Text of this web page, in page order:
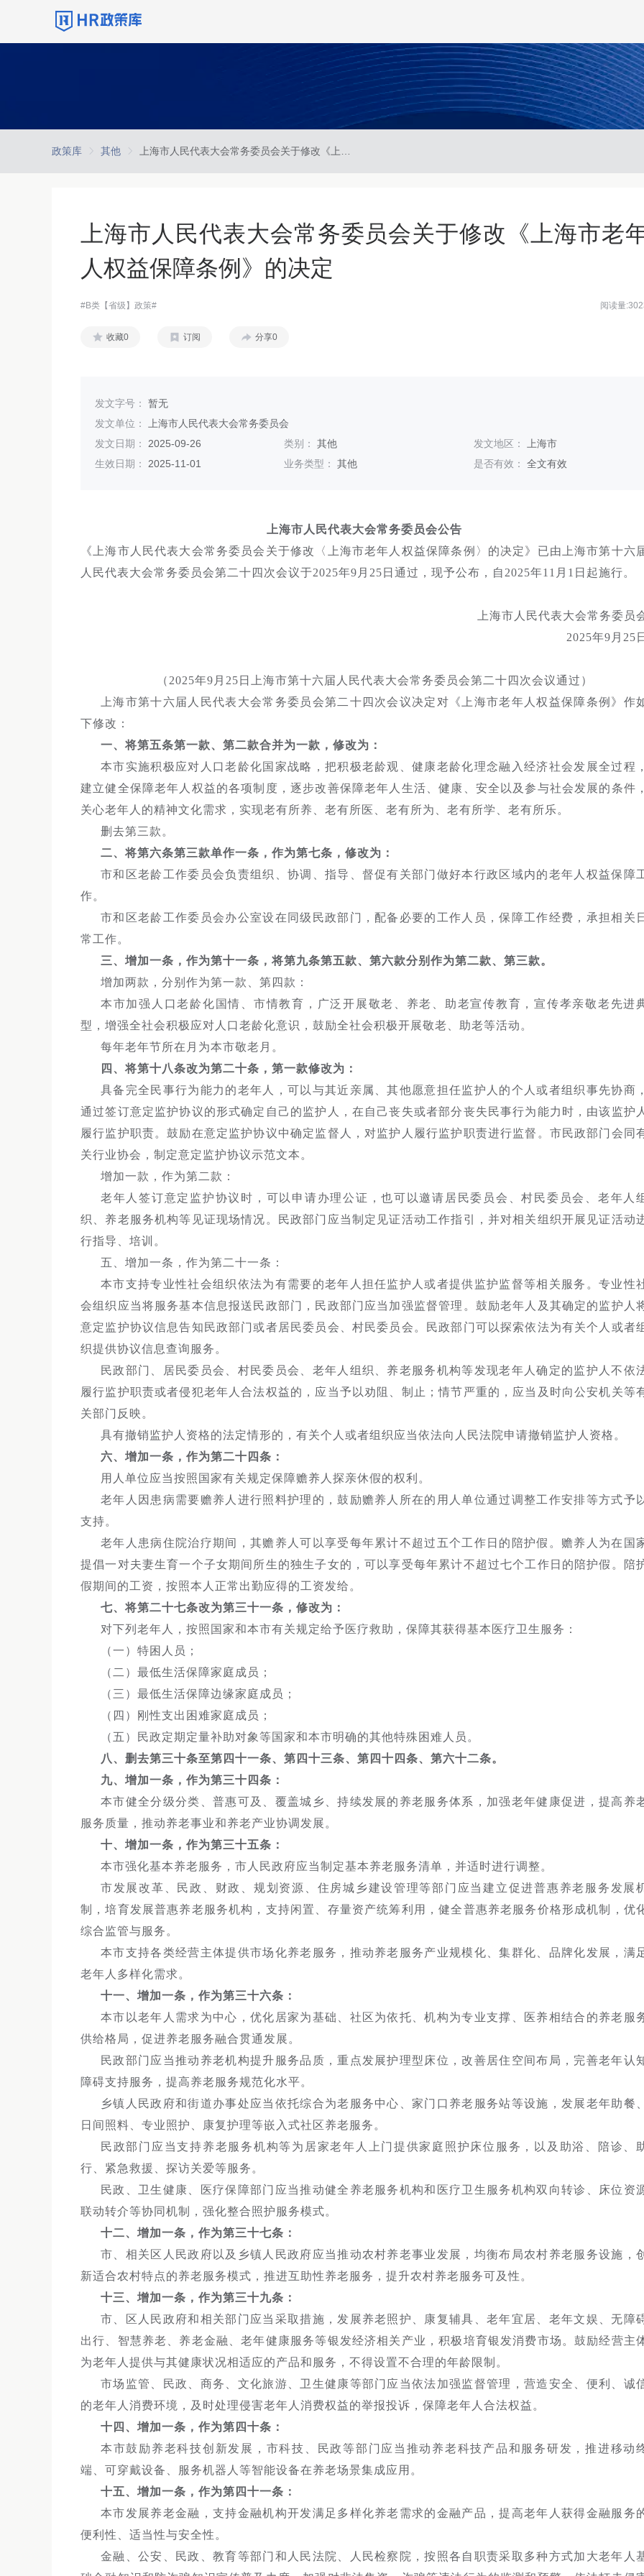
政策库 其他
上海市人民代表大会常务委员会关于修改《上海市老
人权益保障条例》的决定
#B类【省级】政策# 阅读量
收藏0 订阅 分享0
发文字号： 暂无
发文单位：
上海市人民代表大会常务委员会
发文日期： 2025-09-26 类别：其他 发文地区：
上海市
生效日期： 2025-11-01 业务类型：其他 是否有效： 全文有效
上海市人民代表大会常务委员会公告
《上海市人民代表大会常务委员会关于修改〈上海市老年人权益保障条例〉的决定》已由上海市第十六
人民代表大会常务委员会第二十四次会议于2025年9月25日通过，现予公布，自2025年11月1日起施行。
上海市人民代表大会常务委员
2025年9月25日
（2025年9月25日上海市第十六届人民代表大会常务委员会第二十四次会议通过）
上海市第十六届人民代表大会常务委员会第二十四次会议决定对《上海市老年人权益保障条例》作
下修改：
一、将第五条第一款、第二款合并为一款，修改为：
本市实施积极应对人口老龄化国家战略，把积极老龄观、健康老龄化理念融入经济社会发展全过程，
建立健全保障老年人权益的各项制度，逐步改善保障老年人生活、健康、安全以及参与社会发展的条件，
关心老年人的精神文化需求，实现老有所养、老有所医、老有所为、老有所学、老有所乐。
删去第三款。
二、将第六条第三款单作一条，作为第七条，修改为：
市和区老龄工作委员会负责组织、协调、指导、督促有关部门做好本行政区域内的老年人权益保障
作。
市和区老龄工作委员会办公室设在同级民政部门，配备必要的工作人员，保障工作经费，承担相关日
常工作。
三、增加一条，作为第十一条，将第九条第五款、第六款分别作为第二款、第三款。
增加两款，分别作为第一款、第四款：
本市加强人口老龄化国情、市情教育，广泛开展敬老、养老、助老宣传教育，宣传孝亲敬老先进
型，增强全社会积极应对人口老龄化意识，鼓励全社会积极开展敬老、助老等活动。
每年老年节所在月为本市敬老月。
四、将第十八条改为第二十条，第一款修改为：
具备完全民事行为能力的老年人，可以与其近亲属、其他愿意担任监护人的个人或者组织事先协商，
通过签订意定监护协议的形式确定自己的监护人，在自己丧失或者部分丧失民事行为能力时，由该监护人
履行监护职责。鼓励在意定监护协议中确定监督人，对监护人履行监护职责进行监督。市民政部门会同
关行业协会，制定意定监护协议示范文本。
增加一款，作为第二款：
老年人签订意定监护协议时，可以申请办理公证，也可以邀请居民委员会、村民委员会、老年人
织、养老服务机构等见证现场情况。民政部门应当制定见证活动工作指引，并对相关组织开展见证活动
行指导、培训。
五、增加一条，作为第二十一条：
本市支持专业性社会组织依法为有需要的老年人担任监护人或者提供监护监督等相关服务。专业性
会组织应当将服务基本信息报送民政部门，民政部门应当加强监督管理。鼓励老年人及其确定的监护人
意定监护协议信息告知民政部门或者居民委员会、村民委员会。民政部门可以探索依法为有关个人或者
织提供协议信息查询服务。
民政部门、居民委员会、村民委员会、老年人组织、养老服务机构等发现老年人确定的监护人不依
履行监护职责或者侵犯老年人合法权益的，应当予以劝阻、制止；情节严重的，应当及时向公安机关等
关部门反映。
具有撤销监护人资格的法定情形的，有关个人或者组织应当依法向人民法院申请撤销监护人资格。
六、增加一条，作为第二十四条：
用人单位应当按照国家有关规定保障赡养人探亲休假的权利。
老年人因患病需要赡养人进行照料护理的，鼓励赡养人所在的用人单位通过调整工作安排等方式予
支持。
老年人患病住院治疗期间，其赡养人可以享受每年累计不超过五个工作日的陪护假。赡养人为在国
提倡一对夫妻生育一个子女期间所生的独生子女的，可以享受每年累计不超过七个工作日的陪护假。陪
假期间的工资，按照本人正常出勤应得的工资发给。
七、将第二十七条改为第三十一条，修改为：
对下列老年人，按照国家和本市有关规定给予医疗救助，保障其获得基本医疗卫生服务：
（一）特困人员；
（二）最低生活保障家庭成员；
（三）最低生活保障边缘家庭成员；
（四）刚性支出困难家庭成员；
（五）民政定期定量补助对象等国家和本市明确的其他特殊困难人员。
八、删去第三十条至第四十一条、第四十三条、第四十四条、第六十二条。
九、增加一条，作为第三十四条：
本市健全分级分类、普惠可及、覆盖城乡、持续发展的养老服务体系，加强老年健康促进，提高养
服务质量，推动养老事业和养老产业协调发展。
十、增加一条，作为第三十五条：
本市强化基本养老服务，市人民政府应当制定基本养老服务清单，并适时进行调整。
市发展改革、民政、财政、规划资源、住房城乡建设管理等部门应当建立促进普惠养老服务发展
制，培育发展普惠养老服务机构，支持闲置、存量资产统筹利用，健全普惠养老服务价格形成机制，优
综合监管与服务。
本市支持各类经营主体提供市场化养老服务，推动养老服务产业规模化、集群化、品牌化发展，满
老年人多样化需求。
十一、增加一条，作为第三十六条：
本市以老年人需求为中心，优化居家为基础、社区为依托、机构为专业支撑、医养相结合的养老服
供给格局，促进养老服务融合贯通发展。
民政部门应当推动养老机构提升服务品质，重点发展护理型床位，改善居住空间布局，完善老年认
障碍支持服务，提高养老服务规范化水平。
乡镇人民政府和街道办事处应当依托综合为老服务中心、家门口养老服务站等设施，发展老年助餐、
日间照料、专业照护、康复护理等嵌入式社区养老服务。
民政部门应当支持养老服务机构等为居家老年人上门提供家庭照护床位服务，以及助浴、陪诊、
行、紧急救援、探访关爱等服务。
民政、卫生健康、医疗保障部门应当推动健全养老服务机构和医疗卫生服务机构双向转诊、床位资
联动转介等协同机制，强化整合照护服务模式。
十二、增加一条，作为第三十七条：
市、相关区人民政府以及乡镇人民政府应当推动农村养老事业发展，均衡布局农村养老服务设施，创
新适合农村特点的养老服务模式，推进互助性养老服务，提升农村养老服务可及性。
十三、增加一条，作为第三十九条：
市、区人民政府和相关部门应当采取措施，发展养老照护、康复辅具、老年宜居、老年文娱、无障
出行、智慧养老、养老金融、老年健康服务等银发经济相关产业，积极培育银发消费市场。鼓励经营主
为老年人提供与其健康状况相适应的产品和服务，不得设置不合理的年龄限制。
市场监管、民政、商务、文化旅游、卫生健康等部门应当依法加强监督管理，营造安全、便利、诚
的老年人消费环境，及时处理侵害老年人消费权益的举报投诉，保障老年人合法权益。
十四、增加一条，作为第四十条：
本市鼓励养老科技创新发展，市科技、民政等部门应当推动养老科技产品和服务研发，推进移动
端、可穿戴设备、服务机器人等智能设备在养老场景集成应用。
十五、增加一条，作为第四十一条：
本市发展养老金融，支持金融机构开发满足多样化养老需求的金融产品，提高老年人获得金融服务
便利性、适当性与安全性。
金融、公安、民政、教育等部门和人民法院、人民检察院，按照各自职责采取多种方式加大老年人